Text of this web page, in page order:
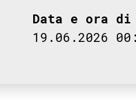
Data e ora di
19.06.2026